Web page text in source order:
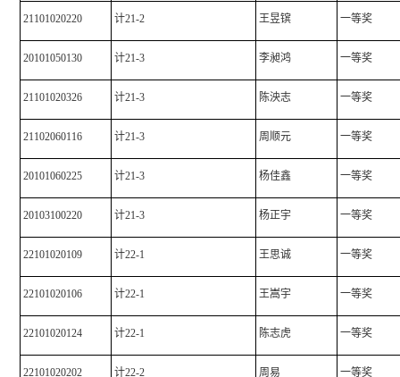
21101020220 计21-2 王昱镔 一等奖
20101050130 计21-3 李昶鸿 一等奖
21101020326 计21-3 陈泱志 一等奖
21102060116 计21-3 周顺元 一等奖
20101060225 计21-3 杨佳鑫 一等奖
20103100220 计21-3 杨正宇 一等奖
22101020109 计22-1 王思诚 一等奖
22101020106 计22-1 王嵩宇 一等奖
22101020124 计22-1 陈志虎 一等奖
22101020202 计22-2 周易 一等奖